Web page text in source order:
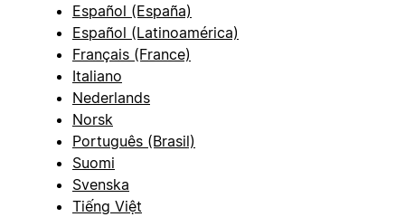
Español (España)
Español (Latinoamérica)
Français (France)
Italiano
Nederlands
Norsk
Português (Brasil)
Suomi
Svenska
Tiếng Việt